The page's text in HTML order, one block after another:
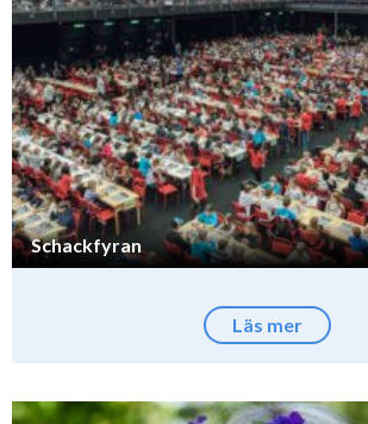
Schackfyran
Läs mer